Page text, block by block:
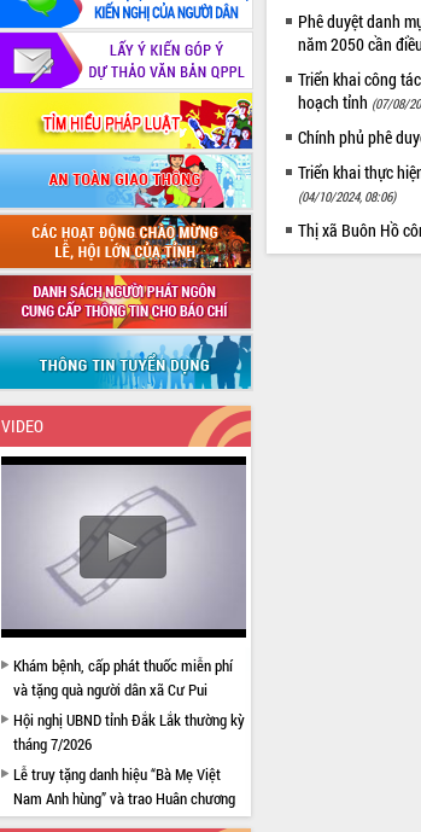
VIDEO
Khám bệnh, cấp phát thuốc miễn phí
và tặng quà người dân xã Cư Pui
Hội nghị UBND tỉnh Đắk Lắk thường kỳ
tháng 7/2026
Lễ truy tặng danh hiệu “Bà Mẹ Việt
Nam Anh hùng” và trao Huân chương
Lao động
Phê duyệt danh
năm 2050 cần
Triển khai công
hoạch tỉnh (07/08/
Chính phủ phê
Triển khai thực
(04/10/2024, 08:06)
Thị xã Buôn Hồ